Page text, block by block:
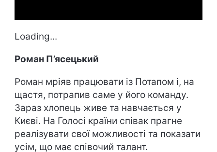
Loading...
Роман П’ясецький
Роман мріяв працювати із Потапом і, на
щастя, потрапив саме у його команду.
Зараз хлопець живе та навчається у
Києві. На Голосі країни співак прагне
реалізувати свої можливості та показати
усім, що має співочий талант.